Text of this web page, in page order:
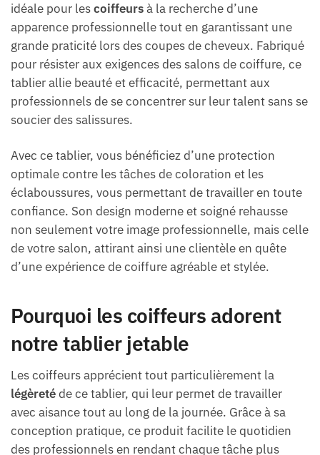
idéale pour lescoiffeursà la recherche d’une
apparence professionnelle tout en garantissant une
grande praticité lors des coupes de cheveux. Fabriqué
pour résister aux exigences des salons de coiffure, ce
tablier allie beauté et efficacité, permettant aux
professionnels de se concentrer sur leur talent sans se
soucier des salissures.
Avec ce tablier, vous bénéficiez d’une protection
optimale contre les tâches de coloration et les
éclaboussures, vous permettant de travailler en toute
confiance. Son design moderne et soigné rehausse
non seulement votre image professionnelle, mais celle
de votre salon, attirant ainsi une clientèle en quête
d’une expérience de coiffure agréable et stylée.
Pourquoi les coiffeurs adorent
notre tablier jetable
Les coiffeurs apprécient tout particulièrement la
légèretéde ce tablier, qui leur permet de travailler
avec aisance tout au long de la journée. Grâce à sa
conception pratique, ce produit facilite le quotidien
des professionnels en rendant chaque tâche plus